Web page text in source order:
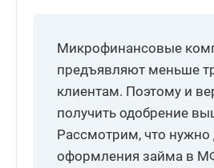
Микрофинансовые
предъявляют меньше
клиентам. Поэтому и
получить одобрение
Рассмотрим, что нужно
оформления займа в